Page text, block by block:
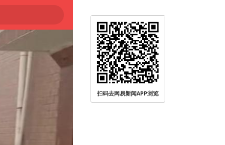
扫码去网易新闻APP浏览